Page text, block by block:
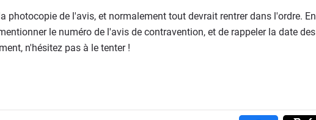
photocopie de l'avis, et normalement tout devrait rentrer dans l'ordre. En
le numéro de l'avis de contravention, et de rappeler la date des
n'hésitez pas à le tenter !